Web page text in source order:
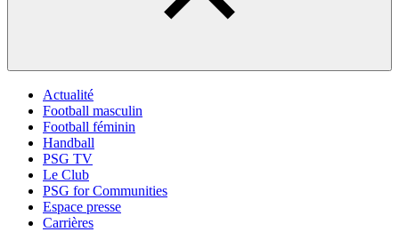
Actualité
Football masculin
Football féminin
Handball
PSG TV
Le Club
PSG for Communities
Espace presse
Carrières